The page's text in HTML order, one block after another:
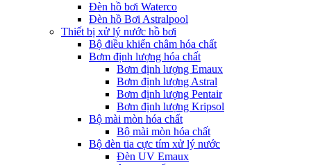
Đèn hồ bơi Waterco
Đèn hồ Bơi Astralpool
Thiết bị xử lý nước hồ bơi
Bộ điều khiển châm hóa chất
Bơm định lượng hóa chất
Bơm định lượng Emaux
Bơm định lượng Astral
Bơm định lượng Pentair
Bơm định lượng Kripsol
Bộ mài mòn hóa chất
Bộ mài mòn hóa chất
Bộ đèn tia cực tím xử lý nước
Đèn UV Emaux